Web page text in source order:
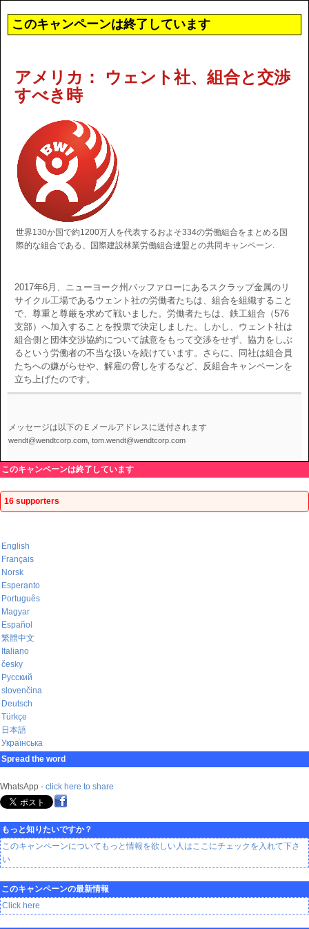
このキャンペーンは終了しています
アメリカ： ウェント社、組合と交渉
すべき時
世界130か国で約1200万人を代表するおよそ334の労働組合をまとめる国
際的な組合である、国際建設林業労働組合連盟との共同キャンペーン.
2017年6月、ニューヨーク州バッファローにあるスクラップ金属のリ
サイクル工場であるウェント社の労働者たちは、組合を組織すること
で、尊重と尊厳を求めて戦いました。労働者たちは、鉄工組合（576
支部）へ加入することを投票で決定しました。しかし、ウェント社は
組合側と団体交渉協約について誠意をもって交渉をせず、協力をしぶ
るという労働者の不当な扱いを続けています。さらに、同社は組合員
たちへの嫌がらせや、解雇の脅しをするなど、反組合キャンペーンを
立ち上げたのです。
メッセージは以下のＥメールアドレスに送付されます
wendt@wendtcorp.com, tom.wendt@wendtcorp.com
このキャンペーンは終了しています
16 supporters
English
Français
Norsk
Esperanto
Português
Magyar
Español
繁體中文
Italiano
česky
Русский
slovenčina
Deutsch
Türkçe
日本語
Українська
Spread the word
WhatsApp - click here to share
もっと知りたいですか？
このキャンペーンについてもっと情報を欲しい人はここにチェックを入れて下さ
い
このキャンペーンの最新情報
Click here